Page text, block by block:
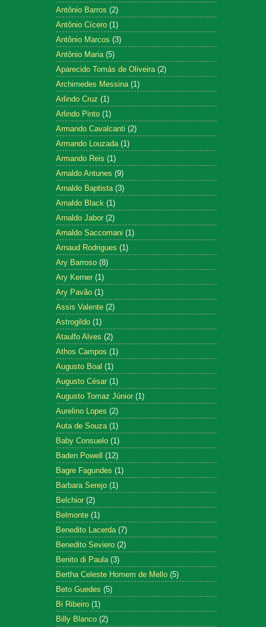
Antônio Barros (2)
Antônio Cícero (1)
Antônio Marcos (3)
Antônio Maria (5)
Aparecido Tomás de Oliveira (2)
Archimedes Messina (1)
Arlindo Cruz (1)
Arlindo Pinto (1)
Armando Cavalcanti (2)
Armando Louzada (1)
Armando Reis (1)
Arnaldo Antunes (9)
Arnaldo Baptista (3)
Arnaldo Black (1)
Arnaldo Jabor (2)
Arnaldo Saccomani (1)
Arnaud Rodrigues (1)
Ary Barroso (8)
Ary Kerner (1)
Ary Pavão (1)
Assis Valente (2)
Astrogildo (1)
Ataulfo Alves (2)
Athos Campos (1)
Augusto Boal (1)
Augusto César (1)
Augusto Tomaz Júnior (1)
Aurelino Lopes (2)
Auta de Souza (1)
Baby Consuelo (1)
Baden Powell (12)
Bagre Fagundes (1)
Barbara Serejo (1)
Belchior (2)
Belmonte (1)
Benedito Lacerda (7)
Benedito Seviero (2)
Benito di Paula (3)
Bertha Celeste Homem de Mello (5)
Beto Guedes (5)
Bi Ribeiro (1)
Billy Blanco (2)